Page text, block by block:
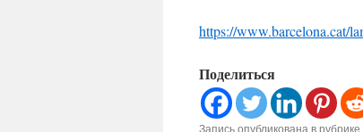
https://www.barcelona.cat/
Поделиться
Запись опубликована в рубрике